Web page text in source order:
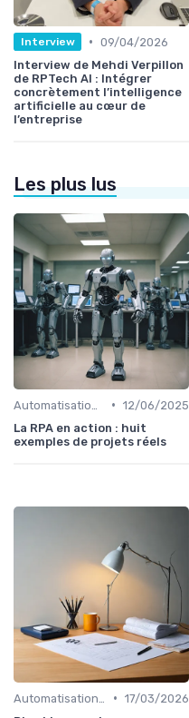
Interview • 09/04/2026
Interview de Mehdi Verpillon
de RPTech AI : Intégrer
concrètement l’intelligence
artificielle au cœur de
l’entreprise
Les plus lus
• 12/06/2025
La RPA en action : huit
exemples de projets réels
• 17/03/2026